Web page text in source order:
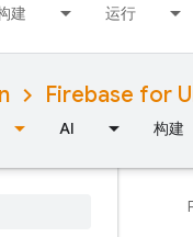
建 运行
Firebase for
AI 构建